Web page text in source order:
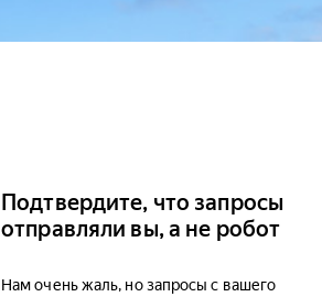
Подтвердите, что запросы
отправляли вы, а не робот
Нам очень жаль, но запросы с вашего